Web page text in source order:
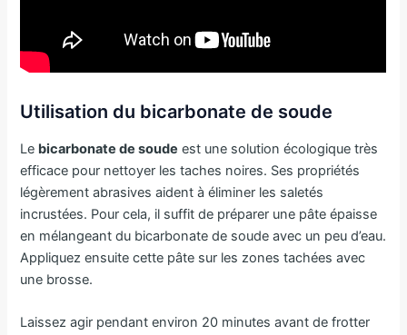
Utilisation du bicarbonate de soude
Le bicarbonate de soude est une solution écologique très
efficace pour nettoyer les taches noires. Ses propriétés
légèrement abrasives aident à éliminer les saletés
incrustées. Pour cela, il suffit de préparer une pâte épaisse
en mélangeant du bicarbonate de soude avec un peu d’eau.
Appliquez ensuite cette pâte sur les zones tachées avec
une brosse.
Laissez agir pendant environ 20 minutes avant de frotter